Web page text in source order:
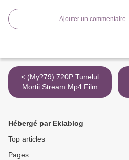
Ajouter un commentaire
< (My?79) 720P Tunelul
Mortii Stream Mp4 Film
Hébergé par Eklablog
Top articles
Pages